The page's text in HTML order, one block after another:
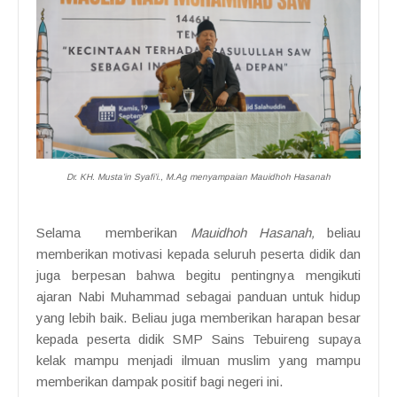
Dr. KH. Musta’in Syafi’i., M.Ag menyampaian Mauidhoh Hasanah
Selama memberikan Mauidhoh Hasanah,beliau
memberikan motivasi kepada seluruh peserta didik dan
juga berpesan bahwa begitu pentingnya mengikuti
ajaran Nabi Muhammad sebagai panduan untuk hidup
yang lebih baik. Beliau juga memberikan harapan besar
kepada peserta didik SMP Sains Tebuireng supaya
kelak mampu menjadi ilmuan muslim yang mampu
memberikan dampak positif bagi negeri ini.